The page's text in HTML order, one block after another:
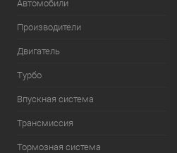
Автомобили
Производители
Двигатель
Турбо
Впускная система
Трансмиссия
Тормозная система